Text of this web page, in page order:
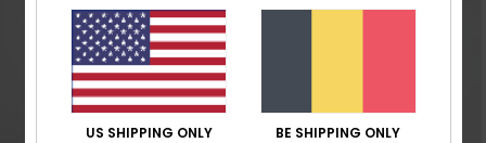
US SHIPPING ONLY BE SHIPPING ONLY